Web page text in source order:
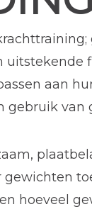
aan
gebruik van
hoeveel